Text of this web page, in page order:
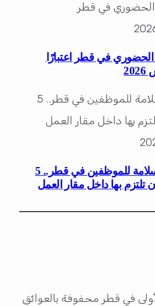
في قطر اعتبارًا
إرشادات السلامة للموظفين في قطر.. 5
بها داخل مقار العمل
في قطر محفوفة بالعوائق